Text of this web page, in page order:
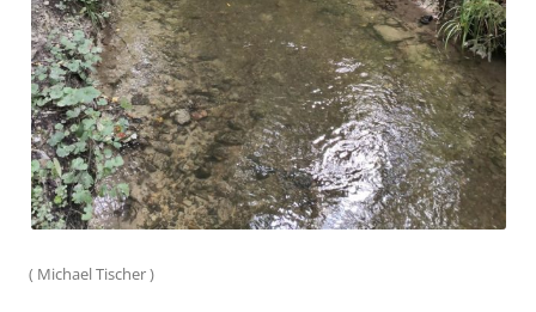
( Michael Tischer)